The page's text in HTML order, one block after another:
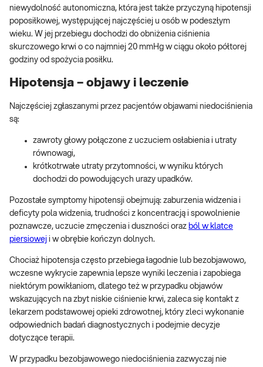
niewydolność autonomiczna, która jest także przyczyną hipotensji
poposiłkowej, występującej najczęściej u osób w podeszłym
wieku. W jej przebiegu dochodzi do obniżenia ciśnienia
skurczowego krwi o co najmniej 20 mmHg w ciągu około półtorej
godziny od spożycia posiłku.
Hipotensja – objawy i leczenie
Najczęściej zgłaszanymi przez pacjentów objawami niedociśnienia
są:
zawroty głowy połączone z uczuciem osłabienia i utraty
równowagi,
krótkotrwałe utraty przytomności, w wyniku których
dochodzi do powodujących urazy upadków.
Pozostałe symptomy hipotensji obejmują: zaburzenia widzenia i
deficyty pola widzenia, trudności z koncentracją i spowolnienie
poznawcze, uczucie zmęczenia i duszności oraz ból w klatce
piersiowej i w obrębie kończyn dolnych.
Chociaż hipotensja często przebiega łagodnie lub bezobjawowo,
wczesne wykrycie zapewnia lepsze wyniki leczenia i zapobiega
niektórym powikłaniom, dlatego też w przypadku objawów
wskazujących na zbyt niskie ciśnienie krwi, zaleca się kontakt z
lekarzem podstawowej opieki zdrowotnej, który zleci wykonanie
odpowiednich badań diagnostycznych i podejmie decyzje
dotyczące terapii.
W przypadku bezobjawowego niedociśnienia zazwyczaj nie